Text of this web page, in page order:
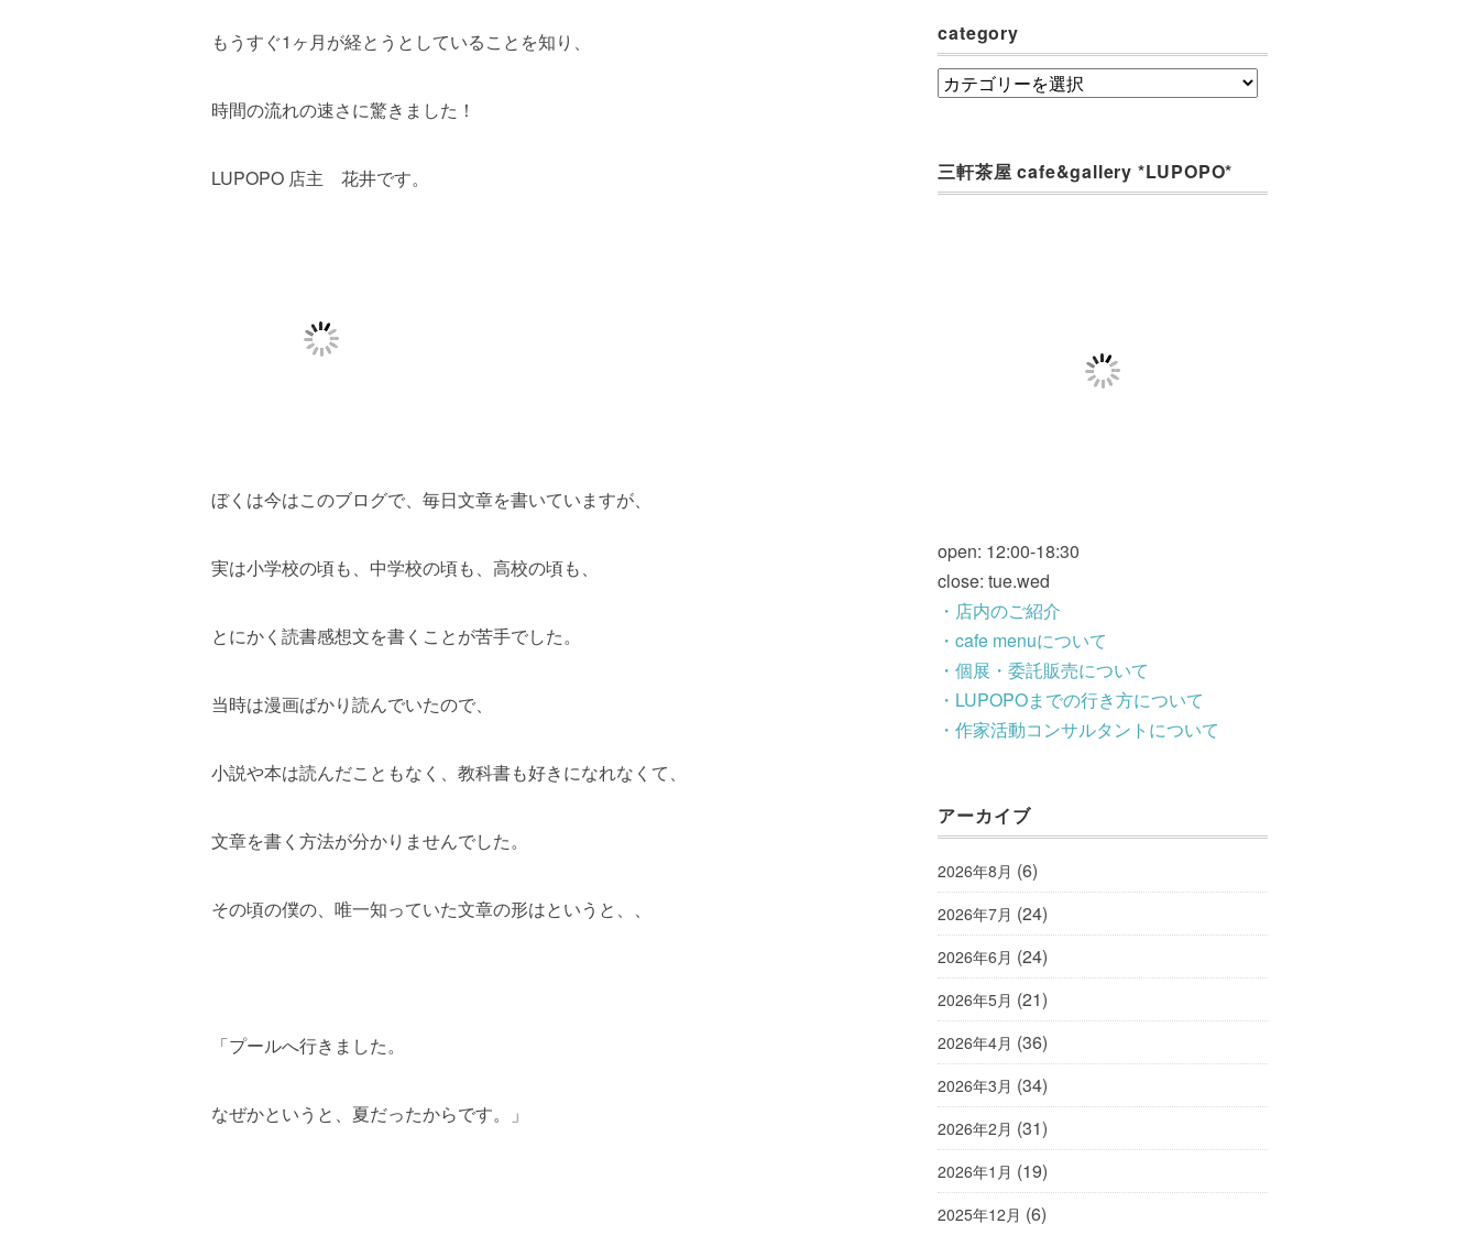
もうすぐ1ヶ月が経とうとしていることを知り、
時間の流れの速さに驚きました！
LUPOPO 店主 花井です。
ぼくは今はこのブログで、毎日文章を書いていますが、
実は小学校の頃も、中学校の頃も、高校の頃も、
とにかく読書感想文を書くことが苦手でした。
当時は漫画ばかり読んでいたので、
小説や本は読んだこともなく、教科書も好きになれなくて、
文章を書く方法が分かりませんでした。
その頃の僕の、唯一知っていた文章の形はというと、、
「プールへ行きました。
なぜかというと、夏だったからです。」
category
category
三軒茶屋 cafe&gallery *LUPOPO*
open: 12:00-18:30
close: tue.wed
・店内のご紹介
・cafe menuについて
・個展・委託販売について
・LUPOPOまでの行き方について
・作家活動コンサルタントについて
アーカイブ
2026年8月 (6)
2026年7月 (24)
2026年6月 (24)
2026年5月 (21)
2026年4月 (36)
2026年3月 (34)
2026年2月 (31)
2026年1月 (19)
2025年12月 (6)